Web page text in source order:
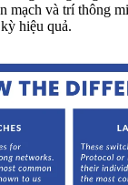
mạch và trí thông
hiệu quả.